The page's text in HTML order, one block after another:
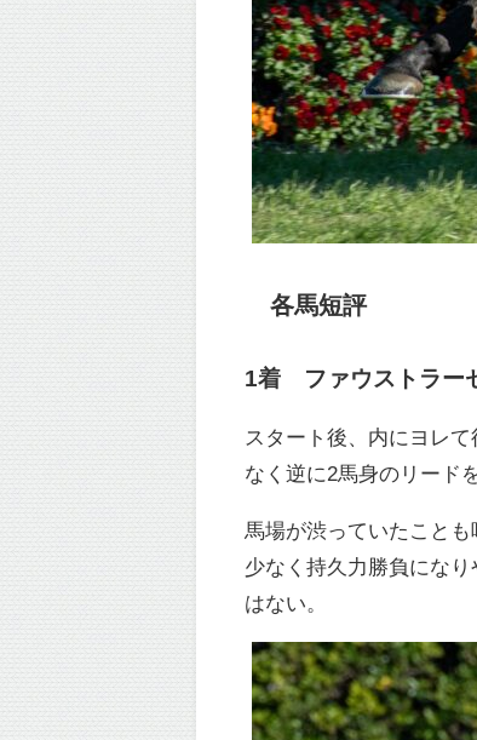
各馬短評
1着 ファウストラー
スタート後、内にヨレ
なく逆に2馬身のリード
馬場が渋っていたこと
少なく持久力勝負にな
はない。